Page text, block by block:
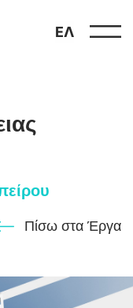
ΕΛ
Πίσω στα Έργα